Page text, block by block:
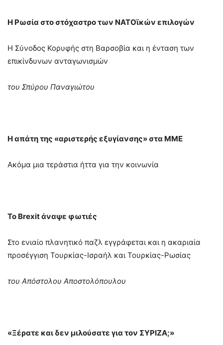
Η Ρωσία στο στόχαστρο των ΝATOϊκών επιλογών
Η Σύνοδος Κορυφής στη Βαρσοβία και η ένταση των
επικίνδυνων ανταγωνισμών
του Σπύρου Παναγιώτου
Η απάτη της «αριστερής εξυγίανσης» στα ΜΜΕ
Ακόμα μια τεράστια ήττα για την κοινωνία
To Brexit άναψε φωτιές
Στο ενιαίο πλανητικό παζλ εγγράφεται και η ακαριαία
προσέγγιση Τουρκίας-Ισραήλ και Τουρκίας-Ρωσίας
του Απόστολου Αποστολόπουλου
«Ξέρατε και δεν μιλούσατε για τον ΣΥΡΙΖΑ;»